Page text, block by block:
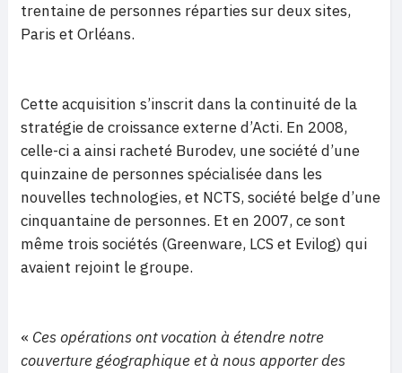
trentaine de personnes réparties sur deux sites,
Paris et Orléans.
Cette acquisition s’inscrit dans la continuité de la
stratégie de croissance externe d’Acti. En 2008,
celle-ci a ainsi racheté Burodev, une société d’une
quinzaine de personnes spécialisée dans les
nouvelles technologies, et NCTS, société belge d’une
cinquantaine de personnes. Et en 2007, ce sont
même trois sociétés (Greenware, LCS et Evilog) qui
avaient rejoint le groupe.
« Ces opérations ont vocation à étendre notre
couverture géographique et à nous apporter des